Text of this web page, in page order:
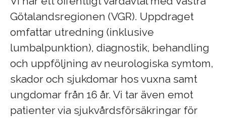
Götalandsregionen (VGR). Uppdraget
omfattar utredning (inklusive
lumbalpunktion), diagnostik, behandling
och uppföljning av neurologiska symtom,
skador och sjukdomar hos vuxna samt
ungdomar från 16 år. Vi tar även emot
patienter via sjukvårdsförsäkringar för